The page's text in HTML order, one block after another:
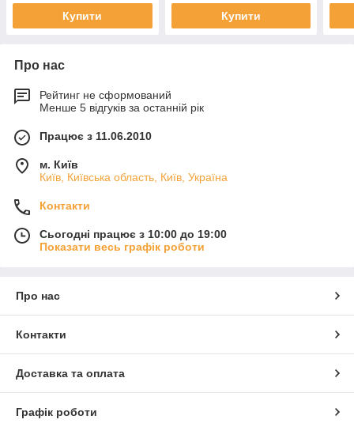
Купити Купити
Про нас
Рейтинг не сформований
Менше 5 відгуків за останній рік
Працює з 11.06.2010
м. Київ
Київ, Київська область, Київ, Україна
Контакти
Сьогодні працює з 10:00 до 19:00
Показати весь графік роботи
Про нас
Контакти
Доставка та оплата
Графік роботи